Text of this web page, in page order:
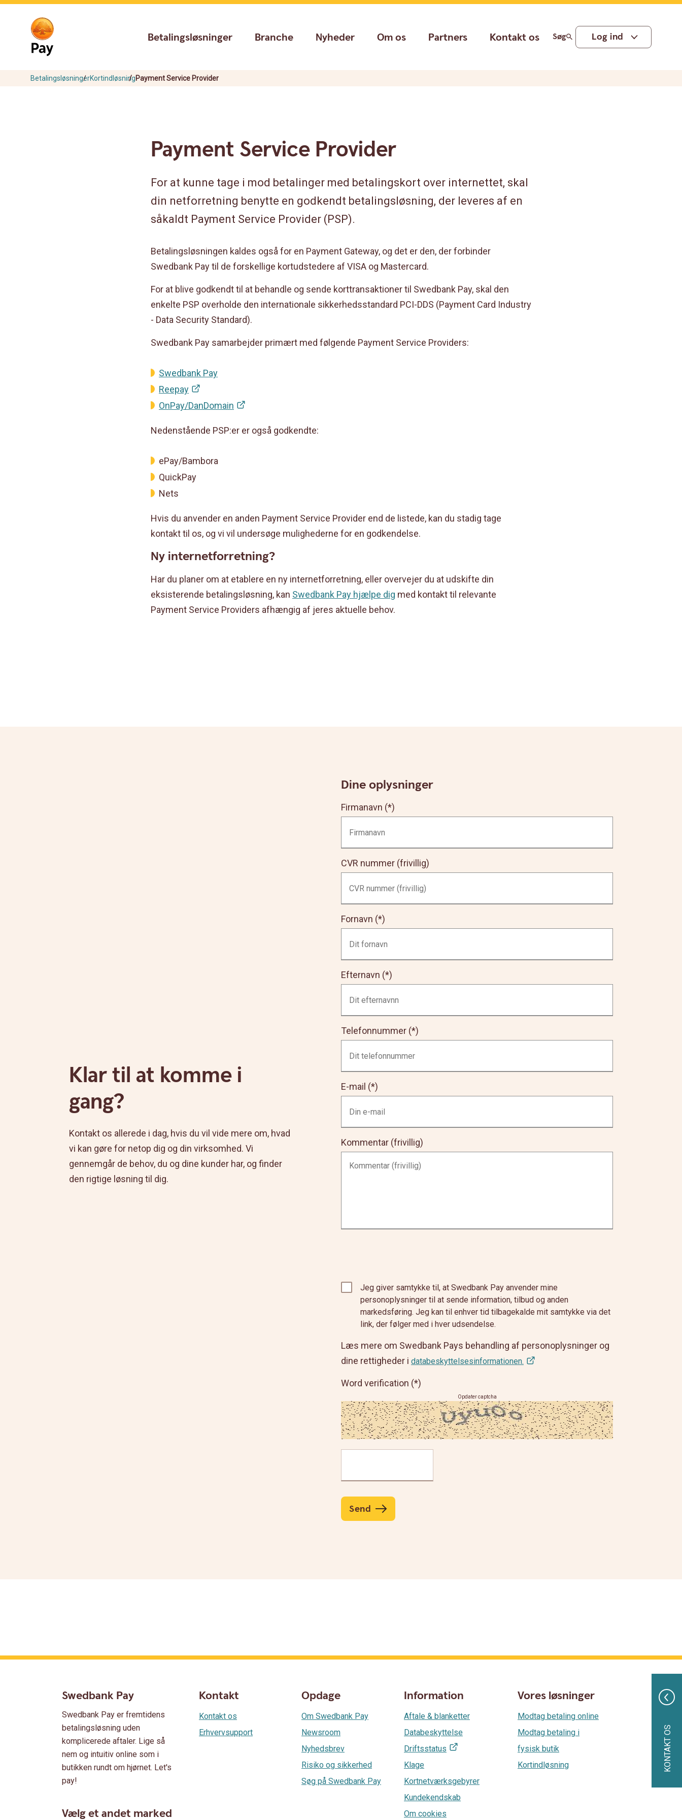
Go
navigation
Skip
Betalingsløsninger Branche Nyheder Om os Partners Kontakt os Søg Log ind
BetalingsløsningerKortindløsningPayment Service Provider
Payment Service Provider
For at kunne tage i mod betalinger med betalingskort over internettet, skal
din netforretning benytte en godkendt betalingsløsning, der leveres af en
såkaldt Payment Service Provider (PSP).
Betalingsløsningen kaldes også for en Payment Gateway, og det er den, der forbinder
Swedbank Pay til de forskellige kortudstedere af VISA og Mastercard.
For at blive godkendt til at behandle og sende korttransaktioner til Swedbank Pay, skal den
enkelte PSP overholde den internationale sikkerhedsstandard PCI-DDS (Payment Card Industry
- Data Security Standard).
Swedbank Pay samarbejder primært med følgende Payment Service Providers:
Swedbank Pay
Reepay
OnPay/DanDomain
Nedenstående PSP:er er også godkendte:
ePay/Bambora
QuickPay
Nets
Hvis du anvender en anden Payment Service Provider end de listede, kan du stadig tage
kontakt til os, og vi vil undersøge mulighederne for en godkendelse.
Ny internetforretning?
Har du planer om at etablere en ny internetforretning, eller overvejer du at udskifte din
eksisterende betalingsløsning, kan Swedbank Pay hjælpe dig med kontakt til relevante
Payment Service Providers afhængig af jeres aktuelle behov.
Klar til at komme i
gang?
Kontakt os allerede i dag, hvis du vil vide mere om, hvad
vi kan gøre for netop dig og din virksomhed. Vi
gennemgår de behov, du og dine kunder har, og finder
den rigtige løsning til dig.
Dine oplysninger
Firmanavn
CVR nummer (frivillig)
Fornavn
Efternavn
Telefonnummer
E-mail
Kommentar (frivillig)
Jeg giver samtykke til, at Swedbank Pay anvender mine
personoplysninger til at sende information, tilbud og anden
markedsføring. Jeg kan til enhver tid tilbagekalde mit samtykke via det
link, der følger med i hver udsendelse.
Læs mere om Swedbank Pays behandling af personoplysninger og
dine rettigheder i databeskyttelsesinformationen.
Word verification
Opdater captcha
Send
KONTAKT OS
Swedbank Pay
Swedbank Pay er fremtidens
betalingsløsning uden
komplicerede aftaler. Lige så
nem og intuitiv online som i
butikken rundt om hjørnet. Let's
pay!
Vælg et andet marked
Kontakt
Kontakt os
Erhvervsupport
Opdage
Om Swedbank Pay
Newsroom
Nyhedsbrev
Risiko og sikkerhed
Søg på Swedbank Pay
Information
Aftale & blanketter
Databeskyttelse
Driftsstatus
Klage
Kortnetværksgebyrer
Kundekendskab
Om cookies
Vores løsninger
Modtag betaling online
Modtag betaling i
fysisk butik
Kortindløsning